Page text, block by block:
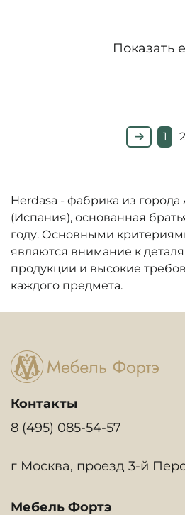
Показать
1 2
Herdasa - фабрика из города
(Испания), основанная
году. Основными
являются внимание к
продукции и высокие
каждого предмета.
Контакты
8 (495) 085-54-57
г Москва, проезд 3-й
Мебель Фортэ